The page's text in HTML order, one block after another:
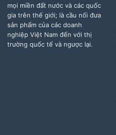
mọi miền đất nước và các quốc
gia trên thế giới; là cầu nối đưa
sản phẩm của các doanh
nghiệp Việt Nam đến với thị
trường quốc tế và ngược lại.